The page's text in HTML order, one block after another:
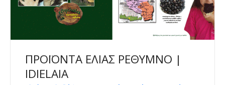
ΠΡΟΪΟΝΤΑ ΕΛΙΑΣ ΡΕΘΥΜΝΟ |
IDIELAIA